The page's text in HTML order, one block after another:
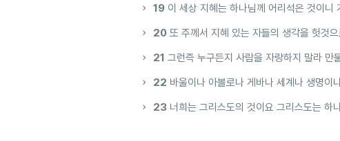
19이 세상 지혜는 하나님께 어리석은 것이니
20또 주께서 지혜 있는 자들의 생각을 헛것
21 그런즉 누구든지 사람을 자랑하지 말라 만
22 바울이나 아볼로나 게바나 세계나 생명이
23너희는 그리스도의 것이요 그리스도는 하